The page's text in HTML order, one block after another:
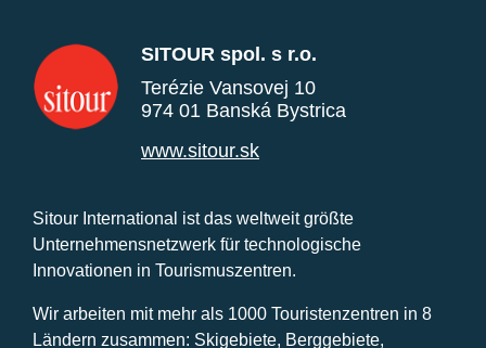
SITOUR spol. s r.o.
Terézie Vansovej 10
974 01 Banská Bystrica
www.sitour.sk
Sitour International ist das weltweit größte
Unternehmensnetzwerk für technologische
Innovationen in Tourismuszentren.
Wir arbeiten mit mehr als 1000 Touristenzentren in 8
Ländern zusammen: Skigebiete, Berggebiete,